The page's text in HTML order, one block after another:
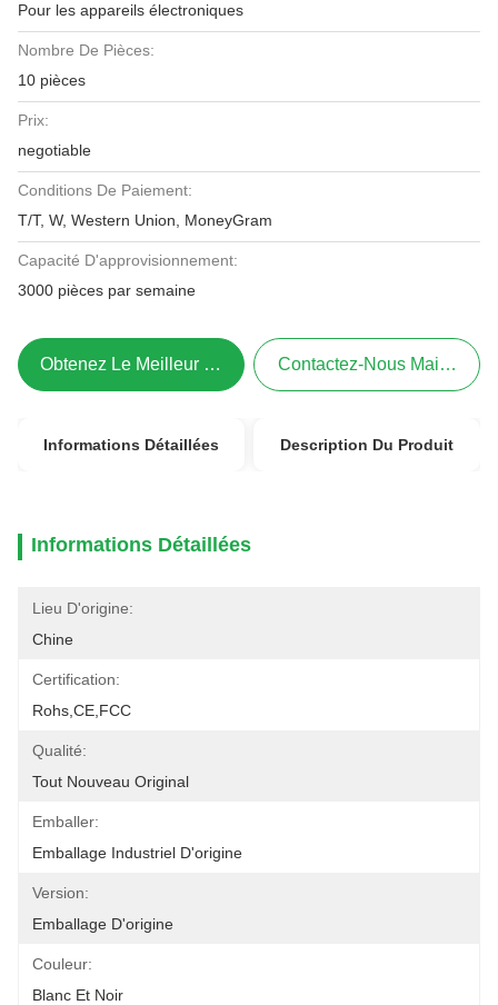
Pour les appareils électroniques
Nombre De Pièces:
10 pièces
Prix:
negotiable
Conditions De Paiement:
T/T, W, Western Union, MoneyGram
Capacité D'approvisionnement:
3000 pièces par semaine
Obtenez Le Meilleur Prix Contactez-Nous Maintenant
Informations Détaillées Description Du Produit
Informations Détaillées
Lieu D'origine:
Chine
Certification:
Rohs,CE,FCC
Qualité:
Tout Nouveau Original
Emballer:
Emballage Industriel D'origine
Version:
Emballage D'origine
Couleur:
Blanc Et Noir